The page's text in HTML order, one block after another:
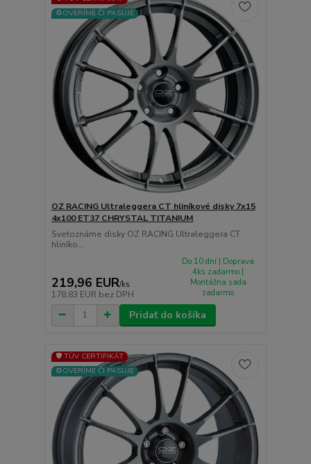
⚙️OVERÍME ČI PASUJE
OZ RACING Ultraleggera CT hliníkové disky 7x15
4x100 ET37 CHRYSTAL TITANIUM
Svetoznáme disky OZ RACING Ultraleggera CT
hliníko...
219,96 EUR/ks
178,83 EUR bez DPH
Do 10 dní | Doprava
4ks zadarmo |
Montážna sada
zadarmo
Pridať do košíka
🛡️ TÜV CERTIFIKÁT
⚙️OVERÍME ČI PASUJE